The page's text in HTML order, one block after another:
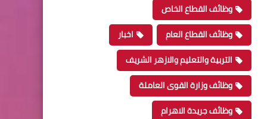
وظائف القطاع الخاص
وظائف القطاع العام
اخبار
التربية والتعليم والازهر الشريف
وظائف وزارة القوى العاملة
وظائف جريدة الاهرام